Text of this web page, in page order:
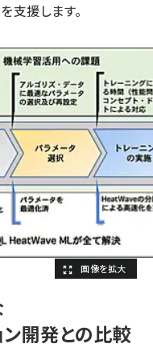
支援します。
開発との比較